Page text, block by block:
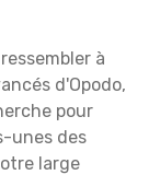
à
d'Opodo,
pour
unes des
large